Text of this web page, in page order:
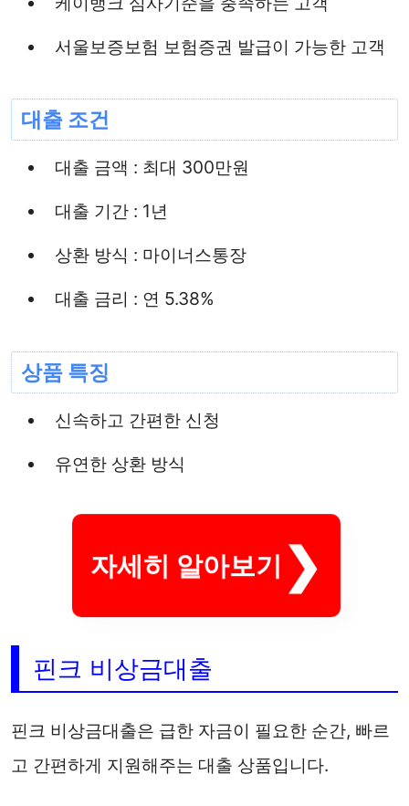
서울보증보험 보험증권 발급이 가능한 고객
대출 조건
대출 금액 : 최대 300만원
대출 기간 : 1년
상환 방식 : 마이너스통장
대출 금리 : 연 5.38%
상품 특징
신속하고 간편한 신청
유연한 상환 방식
자세히 알아보기
핀크 비상금대출
핀크 비상금대출은 급한 자금이 필요한 순간, 빠르
고 간편하게 지원해주는 대출 상품입니다.